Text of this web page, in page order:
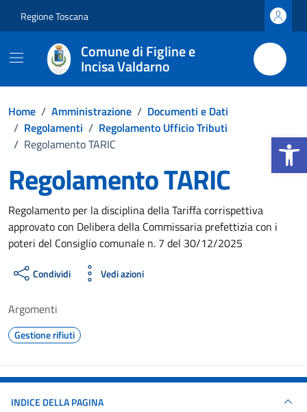
Apri la
Regione Toscana
Comune di Figline e
Incisa Valdarno
Home / Amministrazione / Documenti e Dati
/ Regolamenti / Regolamento Ufficio Tributi
/ Regolamento TARIC
Regolamento TARIC
Dettagli del documento
Regolamento per la disciplina della Tariffa corrispettiva
approvato con Delibera della Commissaria prefettizia con i
poteri del Consiglio comunale n. 7 del 30/12/2025
Condividi Vedi azioni
Argomenti
Gestione rifiuti
INDICE DELLA PAGINA